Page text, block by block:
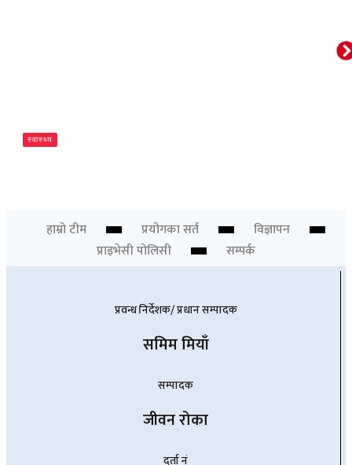
स्वास्थ्य
हाम्रो टीम प्रयोगका सर्त
विज्ञापन
प्राइभेसी पोलिसी
सम्पर्क
प्रवन्ध निर्देशक/ प्रधान सम्पादक
समिम मियाँ
सम्पादक
जीवन रोका
दर्ता नं